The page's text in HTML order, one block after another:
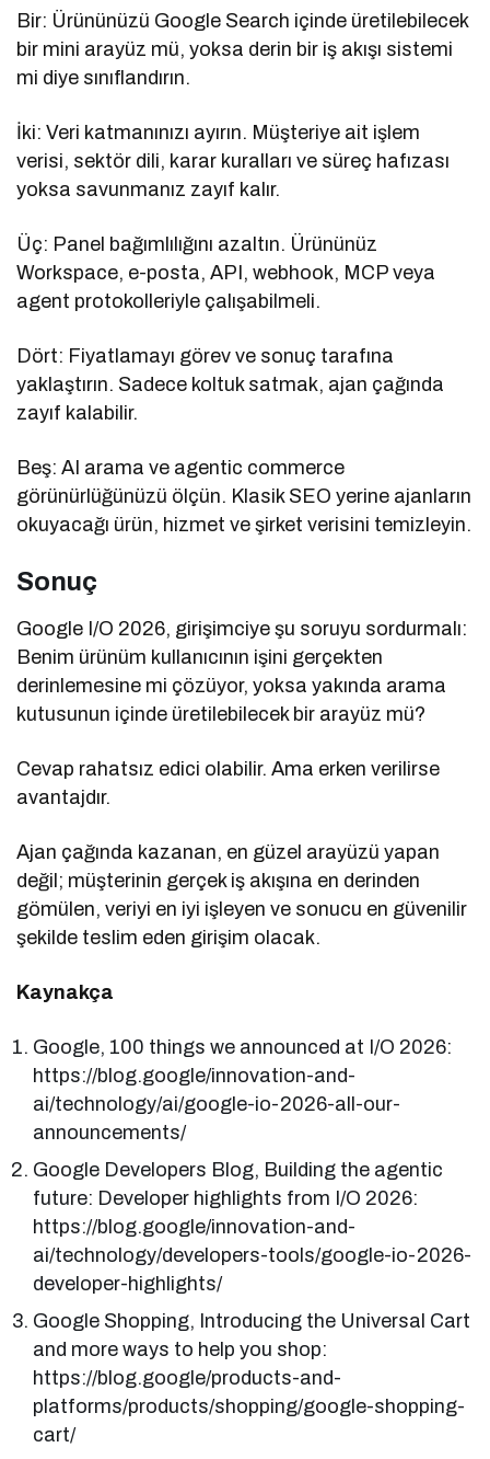
Bir: Ürününüzü Google Search içinde üretilebilecek
bir mini arayüz mü, yoksa derin bir iş akışı sistemi
mi diye sınıflandırın.
İki: Veri katmanınızı ayırın. Müşteriye ait işlem
verisi, sektör dili, karar kuralları ve süreç hafızası
yoksa savunmanız zayıf kalır.
Üç: Panel bağımlılığını azaltın. Ürününüz
Workspace, e-posta, API, webhook, MCP veya
agent protokolleriyle çalışabilmeli.
Dört: Fiyatlamayı görev ve sonuç tarafına
yaklaştırın. Sadece koltuk satmak, ajan çağında
zayıf kalabilir.
Beş: AI arama ve agentic commerce
görünürlüğünüzü ölçün. Klasik SEO yerine ajanların
okuyacağı ürün, hizmet ve şirket verisini temizleyin.
Sonuç
Google I/O 2026, girişimciye şu soruyu sordurmalı:
Benim ürünüm kullanıcının işini gerçekten
derinlemesine mi çözüyor, yoksa yakında arama
kutusunun içinde üretilebilecek bir arayüz mü?
Cevap rahatsız edici olabilir. Ama erken verilirse
avantajdır.
Ajan çağında kazanan, en güzel arayüzü yapan
değil; müşterinin gerçek iş akışına en derinden
gömülen, veriyi en iyi işleyen ve sonucu en güvenilir
şekilde teslim eden girişim olacak.
Kaynakça
Google, 100 things we announced at I/O 2026:
https://blog.google/innovation-and-
ai/technology/ai/google-io-2026-all-our-
announcements/
Google Developers Blog, Building the agentic
future: Developer highlights from I/O 2026:
https://blog.google/innovation-and-
ai/technology/developers-tools/google-io-2026-
developer-highlights/
Google Shopping, Introducing the Universal Cart
and more ways to help you shop:
https://blog.google/products-and-
platforms/products/shopping/google-shopping-
cart/